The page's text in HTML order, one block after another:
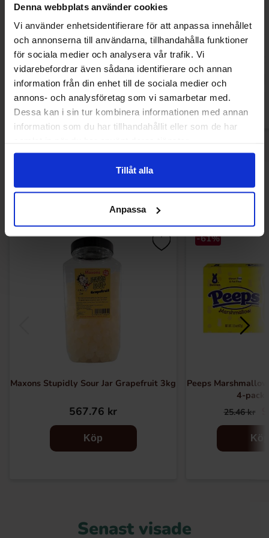
Denna webbplats använder cookies
Vi använder enhetsidentifierare för att anpassa innehållet
och annonserna till användarna, tillhandahålla funktioner
för sociala medier och analysera vår trafik. Vi
vidarebefordrar även sådana identifierare och annan
information från din enhet till de sociala medier och
annons- och analysföretag som vi samarbetar med.
Dessa kan i sin tur kombinera informationen med annan
information som du har tillhandahållit eller som de har
Tillåt alla
Anpassa
Red Bull Sea Blue Ed. Juneberry 25cl
20.90 kr
Köp
PowerKing
Andra gillade
Maxons Stupidly Sour Jar Grapefruit 3kg
567.76 kr
Köp
-61%
Peeps
4-pack
25.46 kr
Köp
Senast visade